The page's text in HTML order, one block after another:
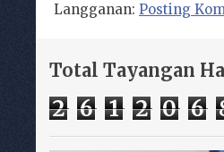
Langganan: Posting
Total Tayangan
2 6 1 2 0 6